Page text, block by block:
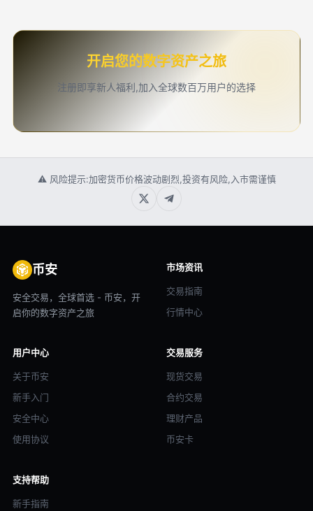
开启您的数字资产之旅
注册即享新人福利,加入全球数百万用户的选择
⚠ 风险提示:加密货币价格波动剧烈,投资有风险,入市需谨慎
币安
安全交易，全球首选 - 币安，开
启你的数字资产之旅
市场资讯
交易指南
行情中心
用户中心
关于币安
新手入门
安全中心
使用协议
交易服务
现货交易
合约交易
理财产品
币安卡
支持帮助
新手指南